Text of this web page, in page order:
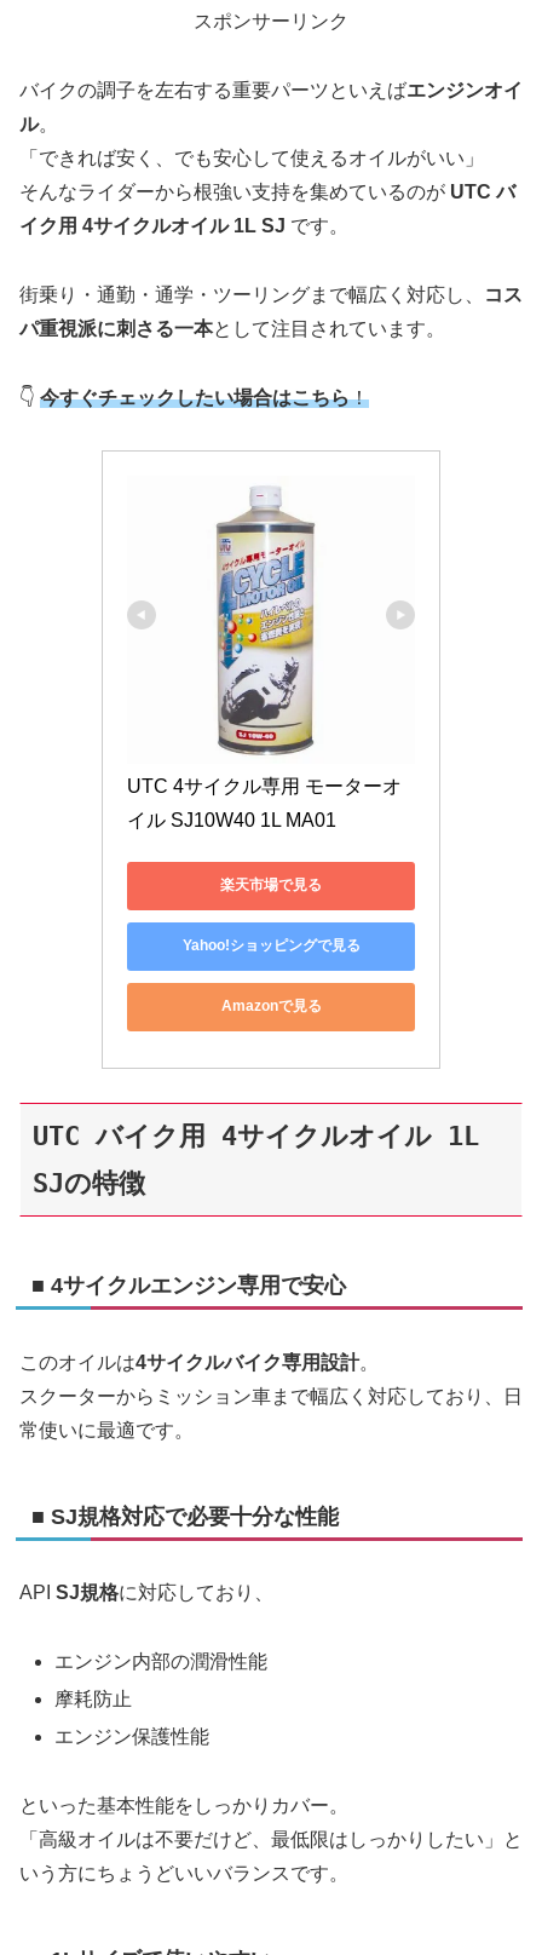
スポンサーリンク
バイクの調子を左右する重要パーツといえばエンジンオイ
ル。
「できれば安く、でも安心して使えるオイルがいい」
そんなライダーから根強い支持を集めているのが UTC バ
イク用 4サイクルオイル 1L SJ です。
街乗り・通勤・通学・ツーリングまで幅広く対応し、
コス
パ重視派に刺さる一本として注目されています。
👇 今すぐチェックしたい場合はこちら！
UTC 4サイクル専用 モーターオ
イル SJ10W40 1L MA01
楽天市場で見る
Yahoo!ショッピングで見る
Amazonで見る
UTC バイク用 4サイクルオイル 1L
SJの特徴
■ 4サイクルエンジン専用で安心
このオイルは4サイクルバイク専用設計。
スクーターからミッション車まで幅広く対応しており、日
常使いに最適です。
■ SJ規格対応で必要十分な性能
API SJ規格に対応しており、
エンジン内部の潤滑性能
摩耗防止
エンジン保護性能
といった基本性能をしっかりカバー。
「高級オイルは不要だけど、最低限はしっかりしたい」と
いう方にちょうどいいバランスです。